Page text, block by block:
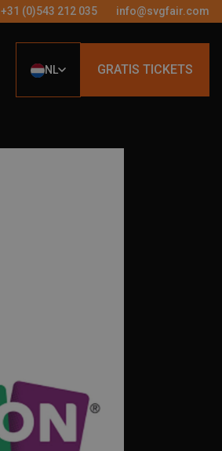
+31 (0)543 212 035 info@svgfair.com
NL GRATIS TICKETS